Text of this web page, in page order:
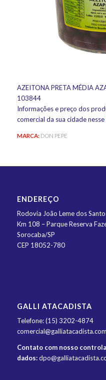
AZEITONA PRETA MÉDIA
103844
Informações e preço dos
comercial da sua cidade nesse
MARCA: DON PEPE
ENDEREÇO
Rodovia João Leme dos
Km 108 – Parque Reserva
Sorocaba/SP
CEP 18052-780
GALLI ATACADISTA
Telefone: (15) 3202-4874
Contato com nosso
dados: